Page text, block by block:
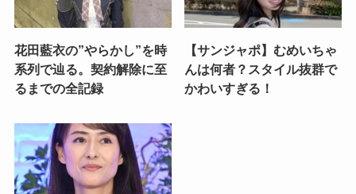
花田藍衣の”やらかし”を時
系列で辿る。契約解除に至
るまでの全記録
【サンジャポ】むめいちゃ
んは何者？スタイル抜群で
かわいすぎる！